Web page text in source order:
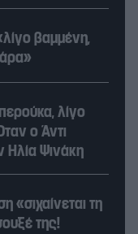
βαμμένη,
λίγο
ο Άντι
Ηλία Ψινάκη
τη
της!